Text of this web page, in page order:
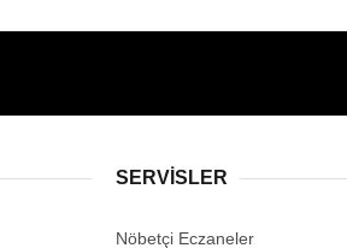
SERVİSLER
Nöbetçi Eczaneler